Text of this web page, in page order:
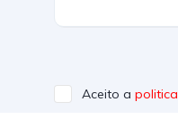
Aceito a